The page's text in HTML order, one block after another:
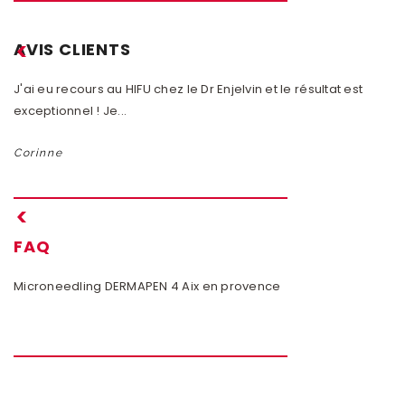
AVIS CLIENTS
J'ai eu recours au HIFU chez le Dr Enjelvin et le résultat est
exceptionnel ! Je...
Corinne
FAQ
Microneedling DERMAPEN 4 Aix en provence